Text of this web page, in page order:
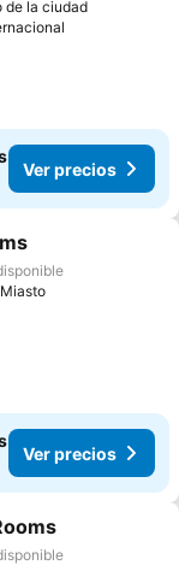
de la ciudad
Ver precios
Ver precios